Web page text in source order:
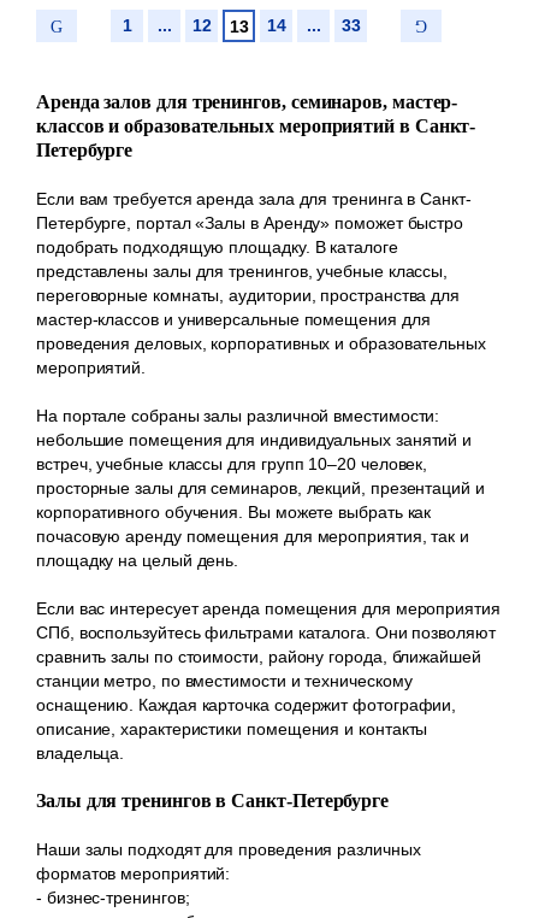
1 ... 12 13 14 ... 33
Аренда залов для тренингов, семинаров, мастер-
классов и образовательных мероприятий в Санкт-
Петербурге
Если вам требуется аренда зала для тренинга в Санкт-
Петербурге, портал «Залы в Аренду» поможет быстро
подобрать подходящую площадку. В каталоге
представлены залы для тренингов, учебные классы,
переговорные комнаты, аудитории, пространства для
мастер-классов и универсальные помещения для
проведения деловых, корпоративных и образовательных
мероприятий.
На портале собраны залы различной вместимости:
небольшие помещения для индивидуальных занятий и
встреч, учебные классы для групп 10–20 человек,
просторные залы для семинаров, лекций, презентаций и
корпоративного обучения. Вы можете выбрать как
почасовую аренду помещения для мероприятия, так и
площадку на целый день.
Если вас интересует аренда помещения для мероприятия
СПб, воспользуйтесь фильтрами каталога. Они позволяют
сравнить залы по стоимости, району города, ближайшей
станции метро, по вместимости и техническому
оснащению. Каждая карточка содержит фотографии,
описание, характеристики помещения и контакты
владельца.
Залы для тренингов в Санкт-Петербурге
Наши залы подходят для проведения различных
форматов мероприятий:
- бизнес-тренингов;